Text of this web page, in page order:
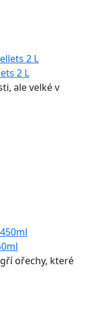
2 L
ale velké v
ořechy, které